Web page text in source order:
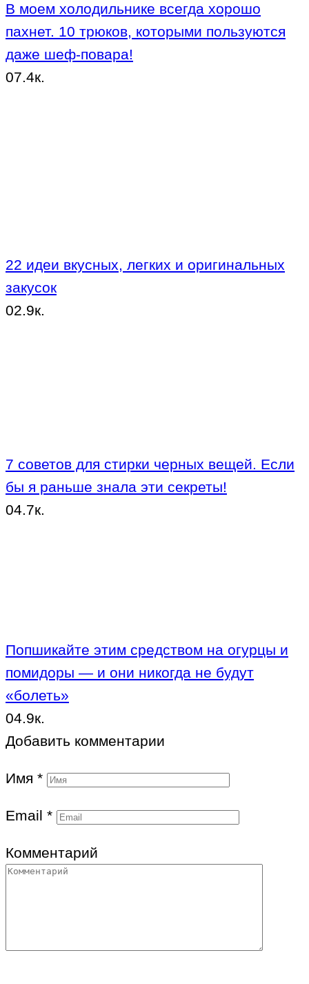
В моем холодильнике всегда хорошо
пахнет. 10 трюков, которыми пользуются
даже шеф-повара!
07.4к.
22 идеи вкусных, легких и оригинальных
закусок
02.9к.
7 советов для стирки черных вещей. Если
бы я раньше знала эти секреты!
04.7к.
Попшикайте этим средством на огурцы и
помидоры — и они никогда не будут
«болеть»
04.9к.
Добавить комментарии
Имя *
Email *
Комментарий